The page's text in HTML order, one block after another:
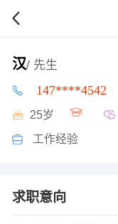
汉/ 先生
147****4542
25岁
工作经验
求职意向